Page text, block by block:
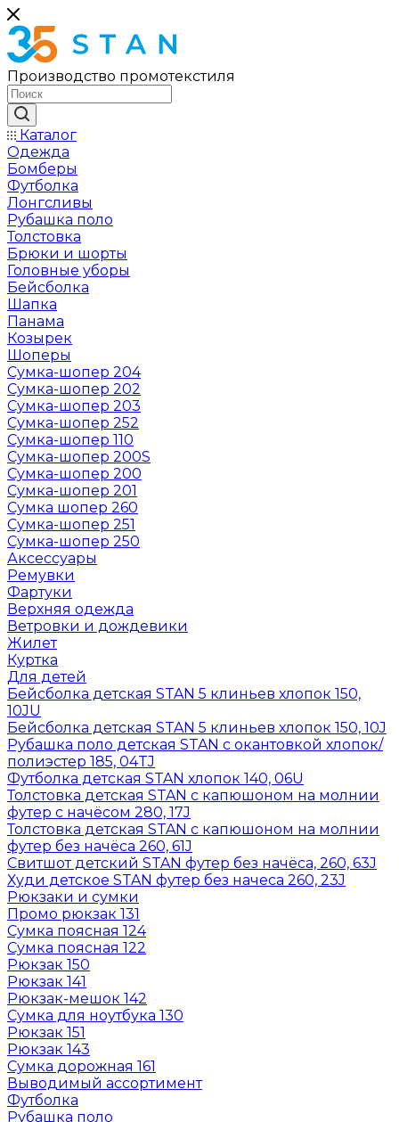
Производство промотекстиля
Каталог
Одежда
Бомберы
Футболка
Лонгсливы
Рубашка поло
Толстовка
Брюки и шорты
Головные уборы
Бейсболка
Шапка
Панама
Козырек
Шоперы
Сумка-шопер 204
Сумка-шопер 202
Сумка-шопер 203
Сумка-шопер 252
Сумка-шопер 110
Сумка-шопер 200S
Сумка-шопер 200
Сумка-шопер 201
Сумка шопер 260
Сумка-шопер 251
Сумка-шопер 250
Аксессуары
Ремувки
Фартуки
Верхняя одежда
Ветровки и дождевики
Жилет
Куртка
Для детей
Бейсболка детская STAN 5 клиньев хлопок 150,
10JU
Бейсболка детская STAN 5 клиньев хлопок 150, 10J
Рубашка поло детская STAN с окантовкой хлопок/
полиэстер 185, 04TJ
Футболка детская STAN хлопок 140, 06U
Толстовка детская STAN с капюшоном на молнии
футер с начёсом 280, 17J
Толстовка детская STAN с капюшоном на молнии
футер без начёса 260, 61J
Свитшот детский STAN футер без начёса, 260, 63J
Худи детское STAN футер без начеса 260, 23J
Рюкзаки и сумки
Промо рюкзак 131
Сумка поясная 124
Сумка поясная 122
Рюкзак 150
Рюкзак 141
Рюкзак-мешок 142
Сумка для ноутбука 130
Рюкзак 151
Рюкзак 143
Сумка дорожная 161
Выводимый ассортимент
Футболка
Рубашка поло